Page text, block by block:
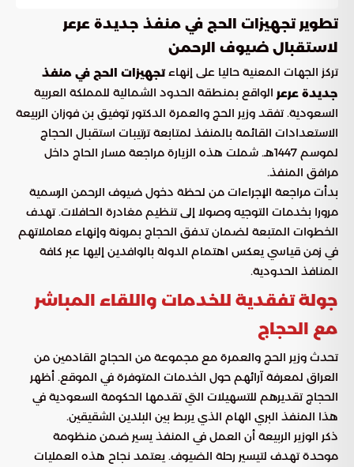
تطوير تجهيزات الحج في منفذ جديدة عرعر
لاستقبال ضيوف الرحمن
تركز الجهات المعنية حاليا على إنهاءتجهيزات الحج في منفذ
جديدة عرعر الواقع بمنطقة الحدود الشمالية للمملكة العربية
السعودية. تفقد وزير الحج والعمرة الدكتور توفيق بن فوزان الربيعة
الاستعدادات القائمة بالمنفذ لمتابعة ترتيبات استقبال الحجاج
لموسم 1447هـ. شملت هذه الزيارة مراجعة مسار الحاج داخل
مرافق المنفذ.
بدأت مراجعة الإجراءات من لحظة دخول ضيوف الرحمن الرسمية
مرورا بخدمات التوجيه وصولا إلى تنظيم مغادرة الحافلات. تهدف
الخطوات المتبعة لضمان تدفق الحجاج بمرونة وإنهاء معاملاتهم
في زمن قياسي يعكس اهتمام الدولة بالوافدين إليها عبر كافة
المنافذ الحدودية.
جولة تفقدية للخدمات واللقاء المباشر
مع الحجاج
تحدث وزير الحج والعمرة مع مجموعة من الحجاج القادمين من
العراق لمعرفة آرائهم حول الخدمات المتوفرة في الموقع. أظهر
الحجاج تقديرهم للتسهيلات التي تقدمها الحكومة السعودية في
هذا المنفذ البري الهام الذي يربط بين البلدين الشقيقين.
ذكر الوزير الربيعة أن العمل في المنفذ يسير ضمن منظومة
موحدة تهدف لتيسير رحلة الضيوف. يعتمد نجاح هذه العمليات